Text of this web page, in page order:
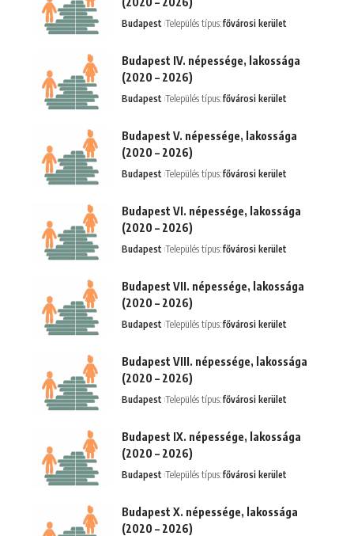
Budapest Település típus:fővárosi kerület
Budapest IV. népessége, lakossága
(2020 – 2026)
Budapest Település típus:fővárosi kerület
Budapest V. népessége, lakossága
(2020 – 2026)
Budapest Település típus:fővárosi kerület
Budapest VI. népessége, lakossága
(2020 – 2026)
Budapest Település típus:fővárosi kerület
Budapest VII. népessége, lakossága
(2020 – 2026)
Budapest Település típus:fővárosi kerület
Budapest VIII. népessége, lakossága
(2020 – 2026)
Budapest Település típus:fővárosi kerület
Budapest IX. népessége, lakossága
(2020 – 2026)
Budapest Település típus:fővárosi kerület
Budapest X. népessége, lakossága
(2020 – 2026)